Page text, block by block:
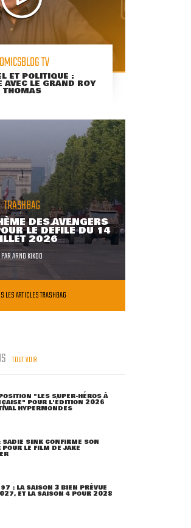
TV
ET POLITIQUE :
AVEC LE GRAND ROY
THOMAS
TRASHBAG
DES AVENGERS
LE DÉFILÉ DU 14
2026
PARARNO KIKOO
LES ARTICLES TRASHBAG
TOUT VOIR
"LES SUPER-HÉROS À
POUR L'ÉDITION 2026
HYPERMONDES
SADIE SINK CONFIRME SON
POUR LE FILM DE JAKE
: LA SAISON 3 BIEN PRÉVUE
ET LA SAISON 4 POUR 2028